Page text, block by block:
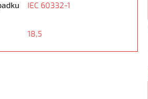
IEC 60332-1
18,5